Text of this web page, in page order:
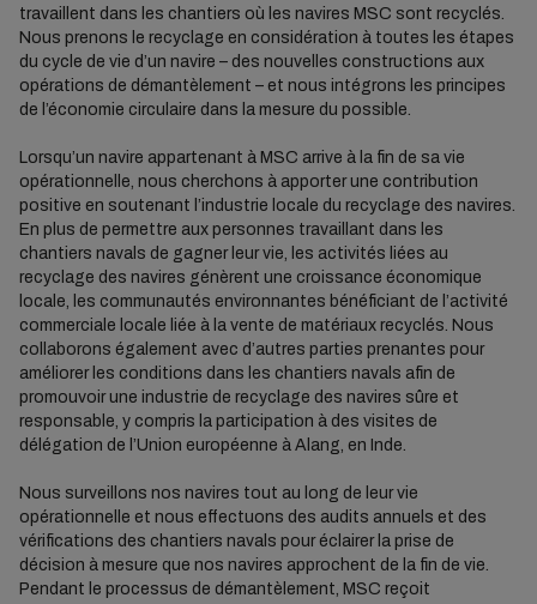
travaillent dans les chantiers où les navires MSC sont recyclés.
Nous prenons le recyclage en considération à toutes les étapes
du cycle de vie d’un navire – des nouvelles constructions aux
opérations de démantèlement – et nous intégrons les principes
de l’économie circulaire dans la mesure du possible.
Lorsqu’un navire appartenant à MSC arrive à la fin de sa vie
opérationnelle, nous cherchons à apporter une contribution
positive en soutenant l’industrie locale du recyclage des navires.
En plus de permettre aux personnes travaillant dans les
chantiers navals de gagner leur vie, les activités liées au
recyclage des navires génèrent une croissance économique
locale, les communautés environnantes bénéficiant de l’activité
commerciale locale liée à la vente de matériaux recyclés. Nous
collaborons également avec d’autres parties prenantes pour
améliorer les conditions dans les chantiers navals afin de
promouvoir une industrie de recyclage des navires sûre et
responsable, y compris la participation à des visites de
délégation de l’Union européenne à Alang, en Inde.
Nous surveillons nos navires tout au long de leur vie
opérationnelle et nous effectuons des audits annuels et des
vérifications des chantiers navals pour éclairer la prise de
décision à mesure que nos navires approchent de la fin de vie.
Pendant le processus de démantèlement, MSC reçoit